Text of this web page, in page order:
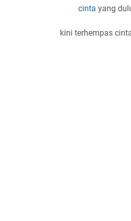
cinta yang
kini terhempas